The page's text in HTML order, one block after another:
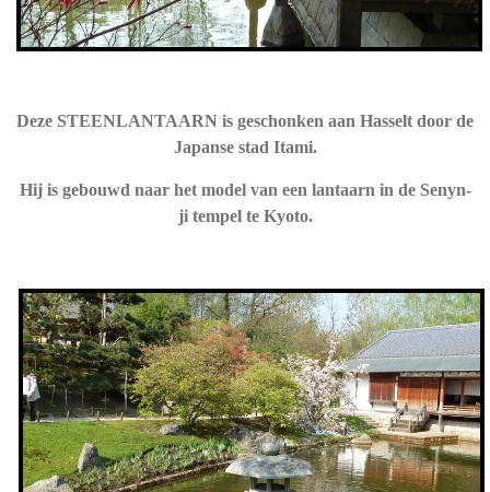
Deze STEENLANTAARN is geschonken aan Hasselt door de
Japanse stad Itami.
Hij is gebouwd naar het model van een lantaarn in de Senyn-
ji tempel te Kyoto.